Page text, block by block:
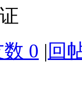
0 | 回